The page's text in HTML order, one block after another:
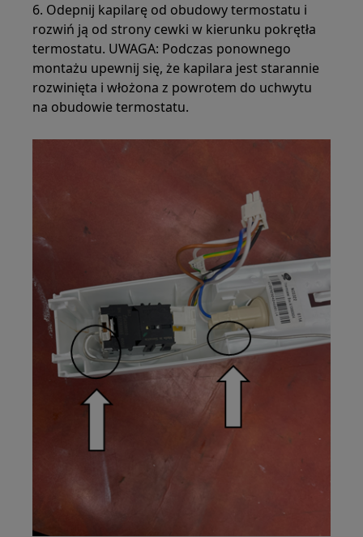
6. Odepnij kapilarę od obudowy termostatu i
rozwiń ją od strony cewki w kierunku pokrętła
termostatu. UWAGA: Podczas ponownego
montażu upewnij się, że kapilara jest starannie
rozwinięta i włożona z powrotem do uchwytu
na obudowie termostatu.